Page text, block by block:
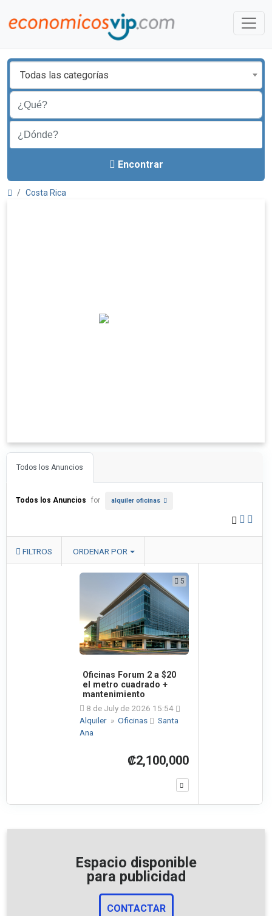
Todas las categorías
Encontrar
Costa Rica
Todos los Anuncios
Todos los Anuncios for alquiler oficinas
FILTROS ORDENAR POR
5
Oficinas Forum 2 a $20
el metro cuadrado +
mantenimiento
8 de July de 2026 15:54
Alquiler »Oficinas
Santa
Ana
₡2,100,000
Espacio disponible
para publicidad
CONTACTAR